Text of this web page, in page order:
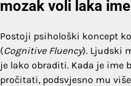
mozak voli laka
Postoji psihološki koncept
(Cognitive Fluency). Ljudski
je lako obraditi. Kada je ime
pročitati, podsvjesno mu